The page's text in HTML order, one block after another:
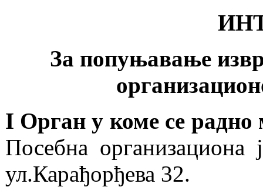
За попуњавање
I Орган у коме се
Посебна
ул.Карађорђева 32.